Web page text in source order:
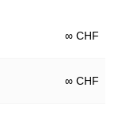
∞ CHF
∞ CHF